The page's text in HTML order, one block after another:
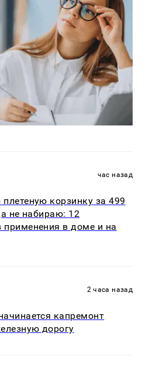
час назад
корзинку за 499
не набираю: 12
применения в доме и на
2 часа назад
капремонт
дорогу